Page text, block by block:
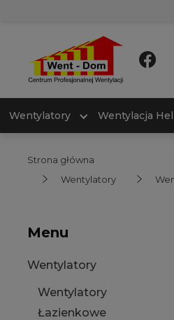
Wentylatory Wentylacja
Strona główna
Wentylatory
Menu
Wentylatory
Wentylatory
Łazienkowe